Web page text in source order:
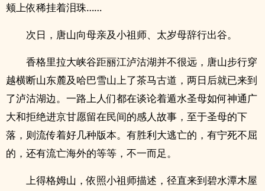
颊上依稀挂着泪珠……
次日，唐山向母亲及小祖师、太岁母辞行出谷。
香格里拉大峡谷距丽江泸沽湖并不很远，唐山步行穿
越横断山东麓及哈巴雪山上了茶马古道，两日后就已来到
了泸沽湖边。一路上人们都在谈论着遁水圣母如何神通广
大和拒绝进京甘愿留在民间的感人故事，至于圣母的下
落，则流传着好几种版本。有胜利大逃亡的，有宁死不屈
的，还有流亡海外的等等，不一而足。
上得格姆山，依照小祖师描述，径直来到碧水潭木屋